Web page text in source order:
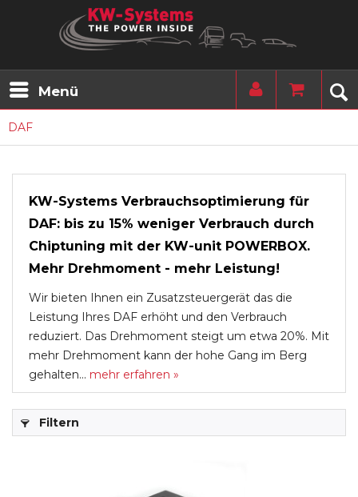
Menü
DAF
KW-Systems Verbrauchsoptimierung für
DAF: bis zu 15% weniger Verbrauch durch
Chiptuning mit der KW-unit POWERBOX.
Mehr Drehmoment - mehr Leistung!
Wir bieten Ihnen ein Zusatzsteuergerät das die
Leistung Ihres DAF erhöht und den Verbrauch
reduziert. Das Drehmoment steigt um etwa 20%. Mit
mehr Drehmoment kann der hohe Gang im Berg
gehalten... mehr erfahren »
Filtern